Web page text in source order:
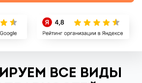
ВСЕ ВИДЫ